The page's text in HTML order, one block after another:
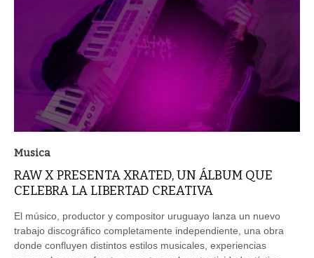
Musica
RAW X PRESENTA XRATED, UN ÁLBUM QUE
CELEBRA LA LIBERTAD CREATIVA
El músico, productor y compositor uruguayo lanza un nuevo
trabajo discográfico completamente independiente, una obra
donde confluyen distintos estilos musicales, experiencias